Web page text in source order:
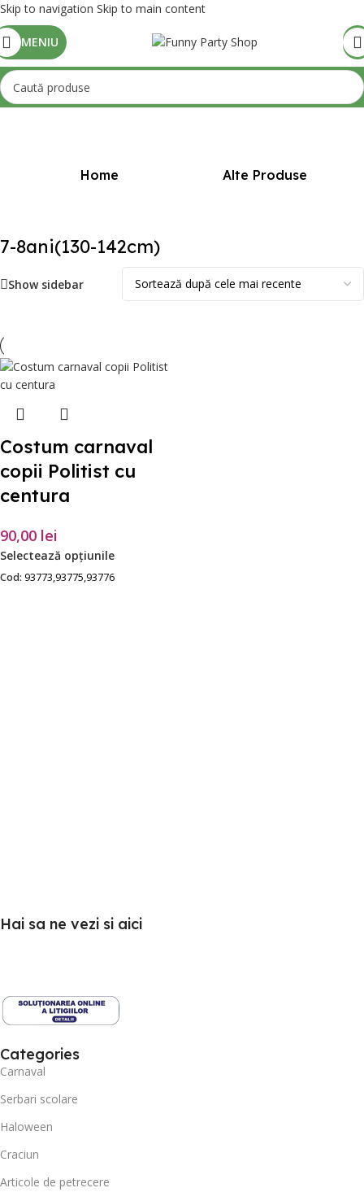
Skip to navigation Skip to main content
MENIU
Prima pagină/Mărime produs/7-8ani(130-142cm)
Home Alte Produse
7-8ani(130-142cm)
Show sidebar
Costum carnaval
copii Politist cu
centura
90,00 lei
Selectează opțiunile
Cod: 93773,93775,93776
Hai sa ne vezi si aici
Categories
Carnaval
Serbari scolare
Haloween
Craciun
Articole de petrecere